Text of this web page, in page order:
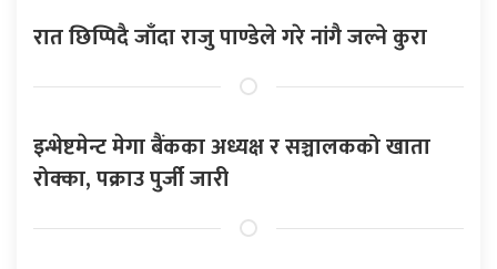
रात छिप्पिदै जाँदा राजु पाण्डेले गरे नांगै जल्ने कुरा
इन्भेष्टमेन्ट मेगा बैंकका अध्यक्ष र सञ्चालकको खाता
रोक्का, पक्राउ पुर्जी जारी